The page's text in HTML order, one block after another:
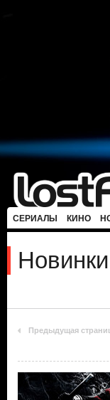
СЕРИАЛЫ КИНО
Предыдущая